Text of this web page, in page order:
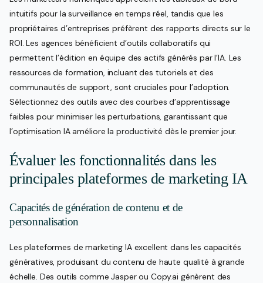
intuitifs pour la surveillance en temps réel, tandis que les
propriétaires d’entreprises préfèrent des rapports directs sur le
ROI. Les agences bénéficient d’outils collaboratifs qui
permettent l’édition en équipe des actifs générés par l’IA. Les
ressources de formation, incluant des tutoriels et des
communautés de support, sont cruciales pour l’adoption.
Sélectionnez des outils avec des courbes d’apprentissage
faibles pour minimiser les perturbations, garantissant que
l’optimisation IA améliore la productivité dès le premier jour.
Évaluer les fonctionnalités dans les
principales plateformes de marketing IA
Capacités de génération de contenu et de
personnalisation
Les plateformes de marketing IA excellent dans les capacités
génératives, produisant du contenu de haute qualité à grande
échelle. Des outils comme Jasper ou Copy.ai génèrent des